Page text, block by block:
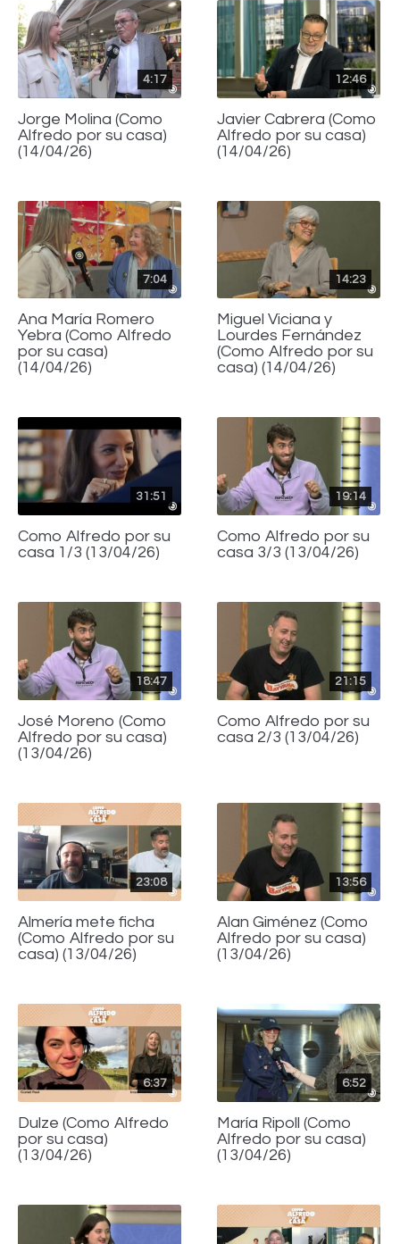
4:17
Jorge Molina (Como
Alfredo por su casa)
(14/04/26)
12:46
Javier Cabrera (Como
Alfredo por su casa)
(14/04/26)
7:04
Ana María Romero
Yebra (Como Alfredo
por su casa)
(14/04/26)
14:23
Miguel Viciana y
Lourdes Fernández
(Como Alfredo por su
casa) (14/04/26)
31:51
Como Alfredo por su
casa 1/3 (13/04/26)
19:14
Como Alfredo por su
casa 3/3 (13/04/26)
18:47
José Moreno (Como
Alfredo por su casa)
(13/04/26)
21:15
Como Alfredo por su
casa 2/3 (13/04/26)
23:08
Almería mete ficha
(Como Alfredo por su
casa) (13/04/26)
13:56
Alan Giménez (Como
Alfredo por su casa)
(13/04/26)
6:37
Dulze (Como Alfredo
por su casa)
(13/04/26)
6:52
María Ripoll (Como
Alfredo por su casa)
(13/04/26)